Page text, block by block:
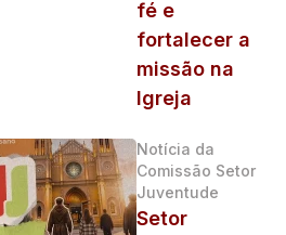
fé e
fortalecer a
missão na
Igreja
Notícia da
Comissão Setor
Juventude
Setor